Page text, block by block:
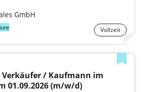
GmbH
Vollzeit
Verkäufer / Kaufmann im
01.09.2026 (m/w/d)